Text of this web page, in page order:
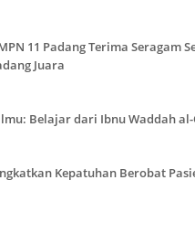
11 Padang Terima Seragam
Juara
Belajar dari Ibnu Waddah
Kepatuhan Berobat